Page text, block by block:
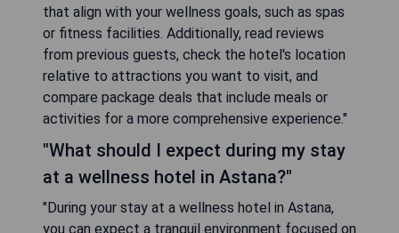
that align with your wellness goals, such as spas
or fitness facilities. Additionally, read reviews
from previous guests, check the hotel's location
relative to attractions you want to visit, and
compare package deals that include meals or
activities for a more comprehensive experience."
"What should I expect during my stay
at a wellness hotel in Astana?"
"During your stay at a wellness hotel in Astana,
you can expect a tranquil environment focused on